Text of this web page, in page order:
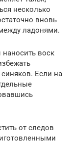
несколько
вновь
ладонями.
воск
Если на
от следов